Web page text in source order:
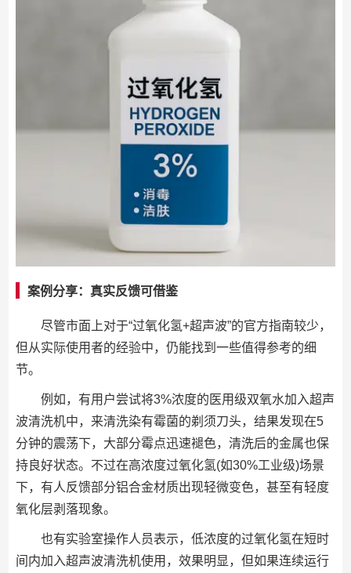
案例分享：真实反馈可借鉴
尽管市面上对于“过氧化氢+超声波”的官方指南较少，
但从实际使用者的经验中，仍能找到一些值得参考的细
节。
例如，有用户尝试将3%浓度的医用级双氧水加入超声
波清洗机中，来清洗染有霉菌的剃须刀头，结果发现在5
分钟的震荡下，大部分霉点迅速褪色，清洗后的金属也保
持良好状态。不过在高浓度过氧化氢(如30%工业级)场景
下，有人反馈部分铝合金材质出现轻微变色，甚至有轻度
氧化层剥落现象。
也有实验室操作人员表示，低浓度的过氧化氢在短时
间内加入超声波清洗机使用，效果明显，但如果连续运行